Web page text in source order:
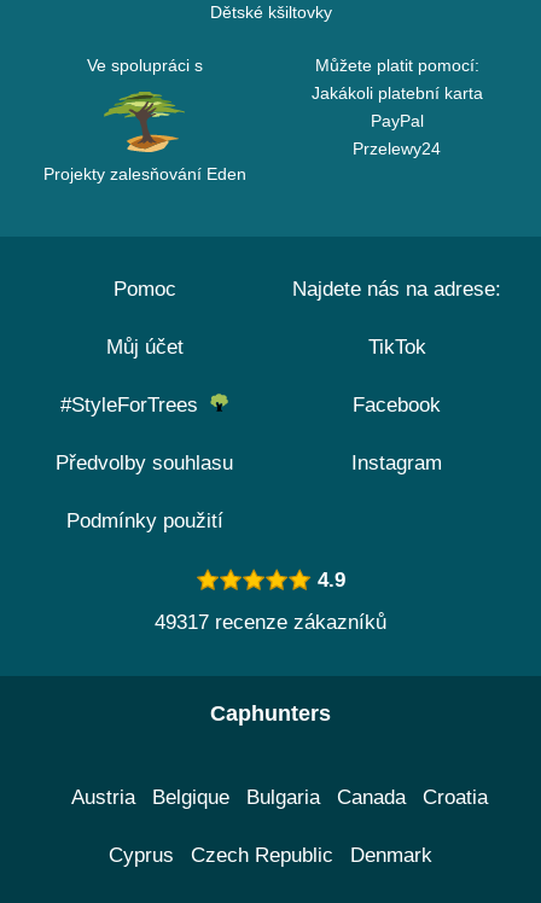
Dětské kšiltovky
Ve spolupráci s
Projekty zalesňování Eden
Můžete platit pomocí:
Jakákoli platební karta
PayPal
Przelewy24
Pomoc
Můj účet
#StyleForTrees
Předvolby souhlasu
Podmínky použití
Najdete nás na adrese:
TikTok
Facebook
Instagram
4.9
49317 recenze zákazníků
Caphunters
Austria Belgique Bulgaria Canada Croatia
Cyprus Czech Republic Denmark